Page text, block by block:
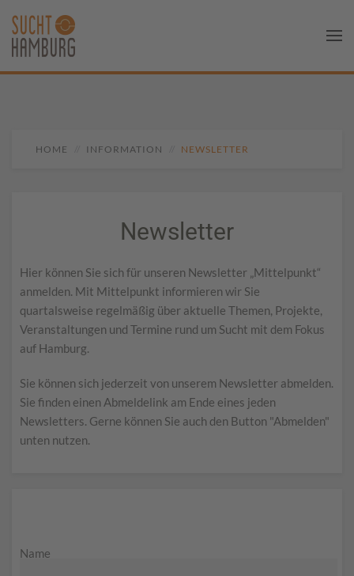
HOME INFORMATION NEWSLETTER
Newsletter
Hier können Sie sich für unseren Newsletter „Mittelpunkt“
anmelden. Mit Mittelpunkt informieren wir Sie
quartalsweise regelmäßig über aktuelle Themen, Projekte,
Veranstaltungen und Termine rund um Sucht mit dem Fokus
auf Hamburg.
Sie können sich jederzeit von unserem Newsletter abmelden.
Sie finden einen Abmeldelink am Ende eines jeden
Newsletters. Gerne können Sie auch den Button "Abmelden"
unten nutzen.
Name